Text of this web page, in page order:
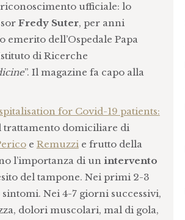
ufficiale: lo
Fredy Suter, per anni
dell’Ospedale Papa
di Ricerche
”. Il magazine fa capo alla
for Covid-19 patients:
trattamento domiciliare di
e Remuzzie frutto della
l’importanza di un intervento
del tampone. Nei primi 2-3
Nei 4-7 giorni successivi,
dolori muscolari, mal di gola,